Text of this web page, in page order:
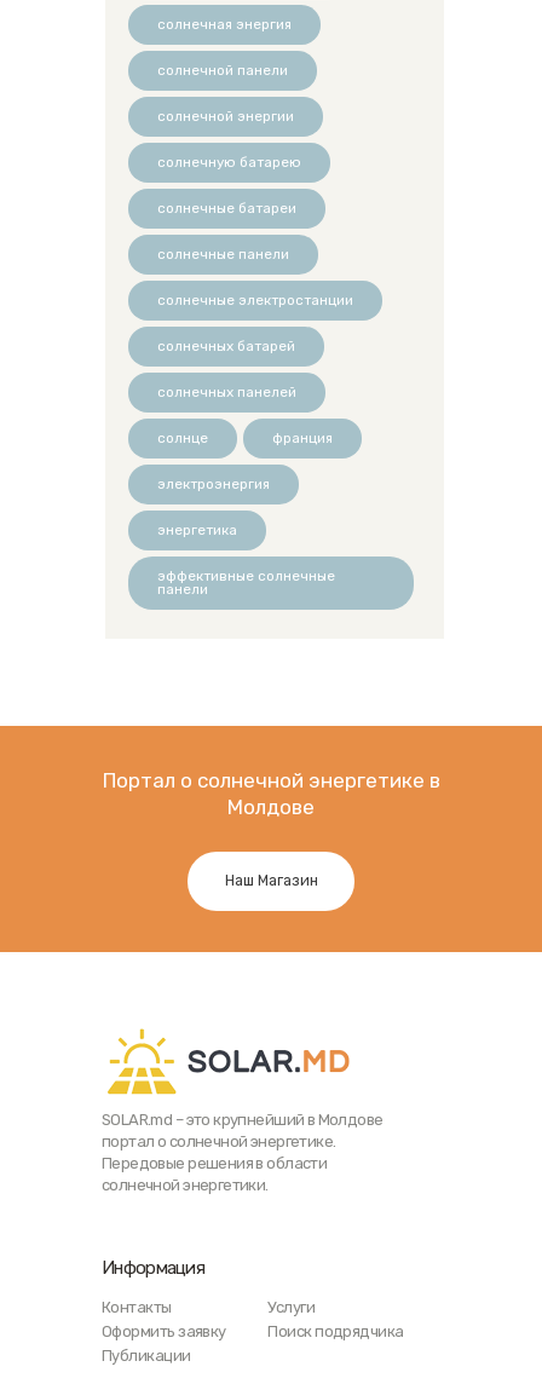
солнечная энергия
солнечной панели
солнечной энергии
солнечную батарею
солнечные батареи
солнечные панели
солнечные электростанции
солнечных батарей
солнечных панелей
солнце франция
электроэнергия
энергетика
эффективные солнечные
панели
Портал о солнечной энергетике в
Молдове
Наш Магазин
SOLAR.md – это крупнейший в Молдове
портал о солнечной энергетике.
Передовые решения в области
солнечной энергетики.
Информация
Контакты
Услуги
Оформить заявку
Поиск подрядчика
Публикации